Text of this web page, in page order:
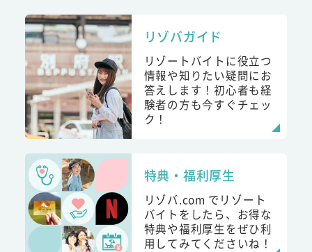
リゾバガイド
リゾートバイトに役立つ
情報や知りたい疑問にお
答えします！初心者も経
験者の方も今すぐチェッ
ク！
特典・福利厚生
リゾバ.com でリゾート
バイトをしたら、お得な
特典や福利厚生をぜひ利
用してみてくださいね！